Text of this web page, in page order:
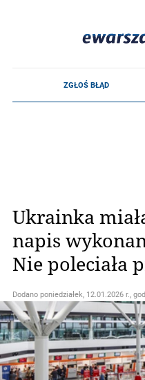
Ukrainka
napis
Nie poleciała
Dodano poniedziałek, 12.01.2026 r.,